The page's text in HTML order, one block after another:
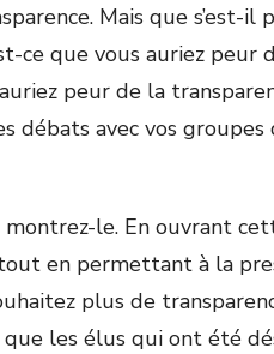
Mais que s’est-il
ce que vous auriez peur
peur de la
débats avec vos
montrez-le. En ouvrant
en permettant à la
plus de
les élus qui ont été